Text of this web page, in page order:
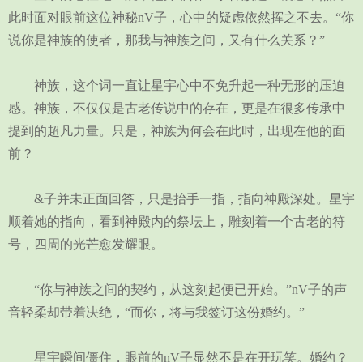
此时面对眼前这位神秘nV子，心中的疑虑依然挥之不去。“你
说你是神族的使者，那我与神族之间，又有什么关系？”
神族，这个词一直让星宇心中不免升起一种无形的压迫
感。神族，不仅仅是古老传说中的存在，更是在很多传承中
提到的超凡力量。只是，神族为何会在此时，出现在他的面
前？
&子并未正面回答，只是抬手一指，指向神殿深处。星宇
顺着她的指向，看到神殿内的祭坛上，雕刻着一个古老的符
号，四周的光芒愈发耀眼。
“你与神族之间的契约，从这刻起便已开始。”nV子的声
音轻柔却带着决绝，“而你，将与我签订这份婚约。”
星宇瞬间僵住，眼前的nV子显然不是在开玩笑。婚约？